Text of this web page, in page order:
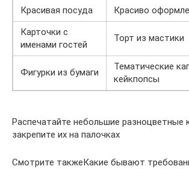
Красивая посуда
Красиво
Карточки с
именами гостей
Торт из мастики
Фигурки из бумаги
Тематические
кейкпопсы
Распечатайте небольшие разноцветные
закрепите их на палочках
Смотрите такжеКакие бывают